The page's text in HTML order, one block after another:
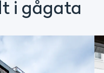
i gågata